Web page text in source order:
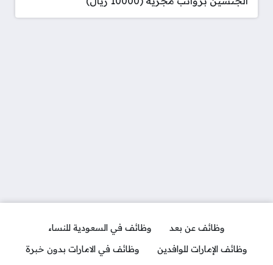
وظائف عن بعد
وظائف في السعودية للنساء
وظائف الإمارات للوافدين
وظائف في الامارات بدون خبرة